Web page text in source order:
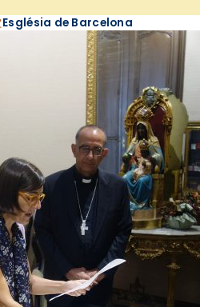
Església de Barcelona